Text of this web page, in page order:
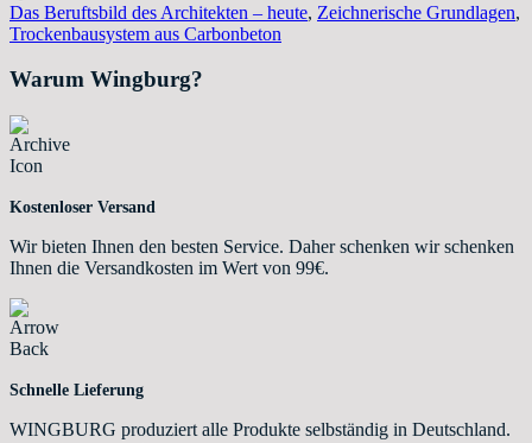
Das Beruftsbild des Architekten – heute, Zeichnerische Grundlagen,
Trockenbausystem aus Carbonbeton
Warum Wingburg?
Kostenloser Versand
Wir bieten Ihnen den besten Service. Daher schenken wir schenken
Ihnen die Versandkosten im Wert von 99€.
Schnelle Lieferung
WINGBURG produziert alle Produkte selbständig in Deutschland.